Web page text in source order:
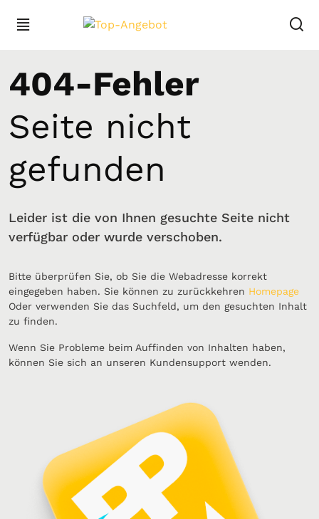
404-Fehler
Seite nicht
gefunden
Leider ist die von Ihnen gesuchte Seite nicht
verfügbar oder wurde verschoben.
Bitte überprüfen Sie, ob Sie die Webadresse korrekt
eingegeben haben. Sie können zu zurückkehren Homepage
Oder verwenden Sie das Suchfeld, um den gesuchten Inhalt
zu finden.
Wenn Sie Probleme beim Auffinden von Inhalten haben,
können Sie sich an unseren Kundensupport wenden.